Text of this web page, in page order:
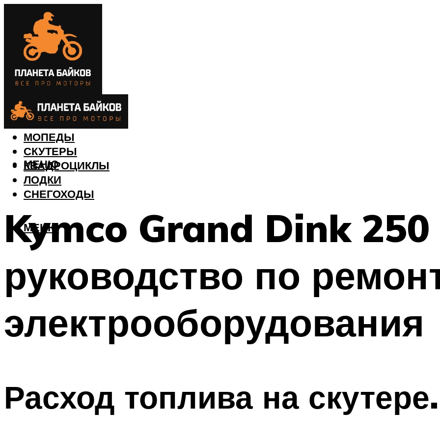
МОТОЦИКЛЫ
МОПЕДЫ
СКУТЕРЫ
КВАДРОЦИКЛЫ
ЛОДКИ
СНЕГОХОДЫ
МЕНЮ
МЕНЮ
Kymco Grand Dink
руководство по
электрооборудования
Расход топлива на скутере.